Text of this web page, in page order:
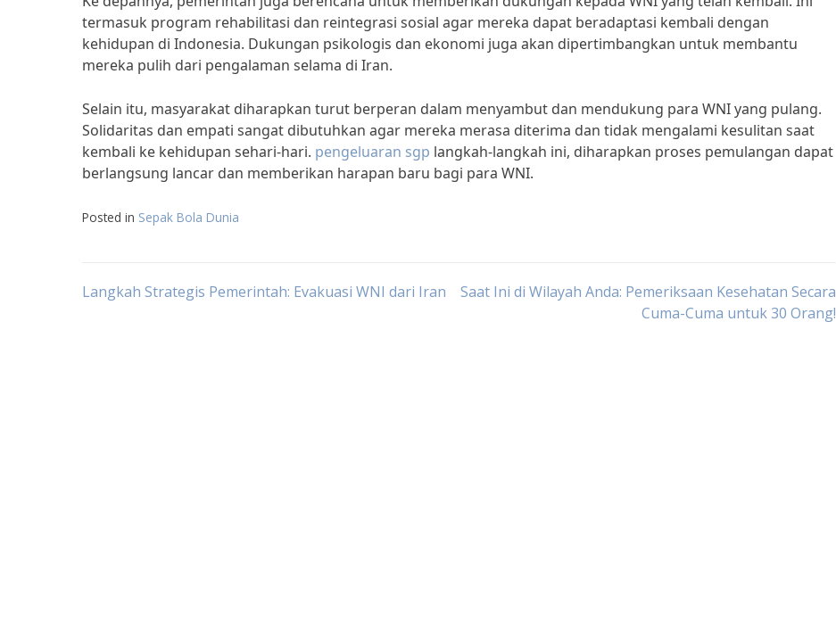
termasuk program rehabilitasi dan reintegrasi sosial agar mereka dapat beradaptasi kembali dengan
kehidupan di Indonesia. Dukungan psikologis dan ekonomi juga akan dipertimbangkan untuk membantu
mereka pulih dari pengalaman selama di Iran.
Selain itu, masyarakat diharapkan turut berperan dalam menyambut dan mendukung para WNI yang pulang.
Solidaritas dan empati sangat dibutuhkan agar mereka merasa diterima dan tidak mengalami kesulitan saat
kembali ke kehidupan sehari-hari. pengeluaran sgp langkah-langkah ini, diharapkan proses pemulangan dapat
berlangsung lancar dan memberikan harapan baru bagi para WNI.
Posted in Sepak Bola Dunia
Post
Langkah Strategis Pemerintah: Evakuasi WNI dari Iran
Saat Ini di Wilayah Anda: Pemeriksaan Kesehatan Secara
Cuma-Cuma untuk 30 Orang!